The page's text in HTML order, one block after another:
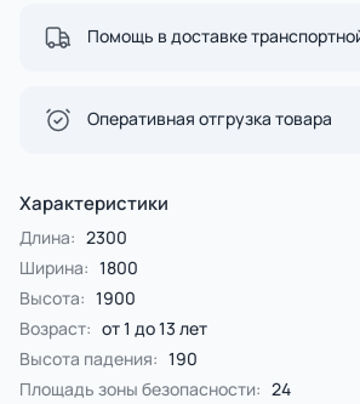
Помощь в доставке
Оперативная отгрузка товара
Характеристики
Длина: 2300
Ширина: 1800
Высота: 1900
Возраст: от 1 до 13 лет
Высота падения: 190
Площадь зоны безопасности: 24